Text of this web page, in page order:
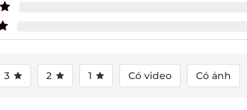
3 2 1 Có video Có ảnh